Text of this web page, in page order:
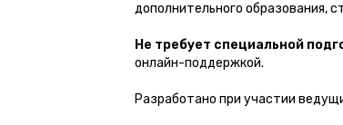
дополнительного образования,
Не требует специальной
онлайн-поддержкой.
Разработано при участии